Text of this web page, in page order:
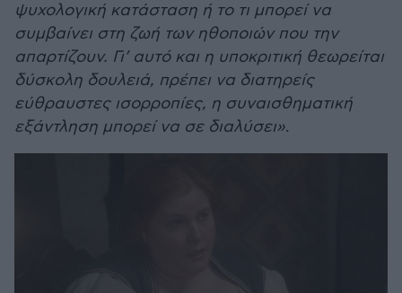
ψυχολογική κατάσταση ή το τι μπορεί να
συμβαίνει στη ζωή των ηθοποιών που την
απαρτίζουν. Γι’ αυτό και η υποκριτική θεωρείται
δύσκολη δουλειά, πρέπει να διατηρείς
εύθραυστες ισορροπίες, η συναισθηματική
εξάντληση μπορεί να σε διαλύσει».